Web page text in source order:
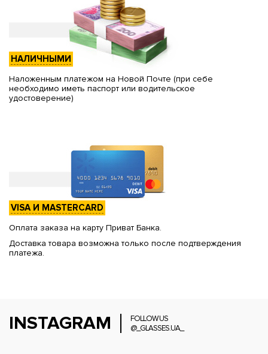
НАЛИЧНЫМИ
Наложенным платежом на Новой Почте (при себе
необходимо иметь паспорт или водительское
удостоверение)
VISA И MASTERCARD
Оплата заказа на карту Приват Банка.
Доставка товара возможна только после подтверждения
платежа.
INSTAGRAM
FOLLOW US
@_GLASSES.UA_